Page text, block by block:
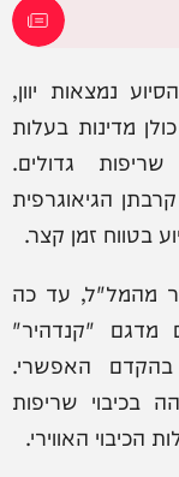
נמצאות יוון,
מדינות בעלות
גדולים.
הגיאוגרפית
בטווח זמן קצר.
מהמל"ל, עד כה
מדגם "קנדהיר"
בהקדם האפשרי.
בכיבוי שריפות
הכיבוי האווירי.